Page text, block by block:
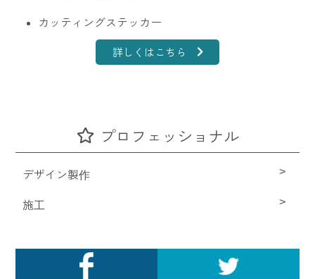
カッティングステッカー
詳しくはこちら
プロフェッショナル
デザイン製作
施工